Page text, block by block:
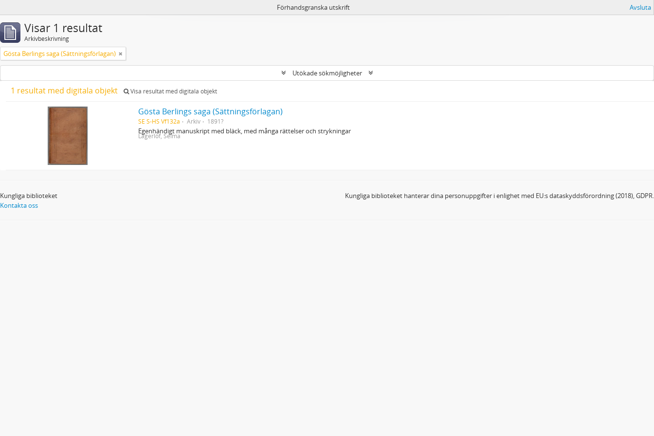
Förhandsgranska utskrift Avsluta
Visar 1 resultat
Arkivbeskrivning
Gösta Berlings saga (Sättningsförlagan)
Utökade sökmöjligheter
1 resultat med digitala objekt Visa resultat med digitala objekt
Gösta Berlings saga (Sättningsförlagan)
SE S-HS Vf132a Arkiv 1891?
Egenhändigt manuskript med bläck, med många rättelser och strykningar
Lagerlöf, Selma
Kungliga biblioteket
Kontakta oss
Kungliga biblioteket hanterar dina personuppgifter i enlighet med EU:s dataskyddsförordning (2018), GDPR.